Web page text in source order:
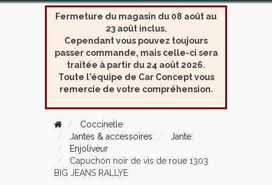
Fermeture du magasin du 08 août au
23 août inclus.
Cependant vous pouvez toujours
passer commande, mais celle-ci sera
traitée à partir du 24 août 2026.
Toute l'équipe de Car Concept vous
remercie de votre compréhension.
Coccinelle
Jantes & accessoires
Jante
Enjoliveur
Capuchon noir de vis de roue 1303
BIG JEANS RALLYE